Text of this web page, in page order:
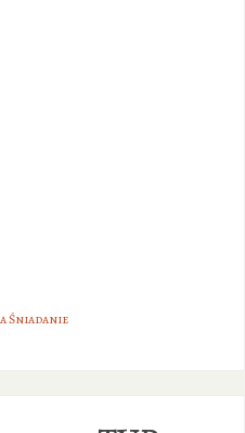
Śniadanie